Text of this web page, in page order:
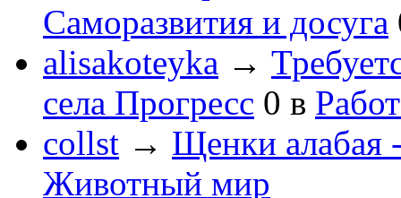
Саморазвития и досуга
alisakoteyka →
села Прогресс 0 в
collst → Щенки алабая
Животный мир